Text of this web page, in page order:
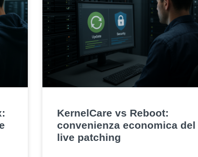
KernelCare vs Reboot:
convenienza economica del
live patching